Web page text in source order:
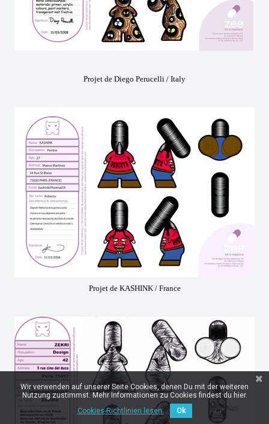
Projet de Diego Perucelli / Italy
Projet de KASHINK / France
Wir verwenden auf unserer Seite Cookies, denen Du mit der weiteren
Nutzung zustimmst. Mehr Informationen zu Cookies findest du hier.
Cookies-Richtlinien lesen.
Ok